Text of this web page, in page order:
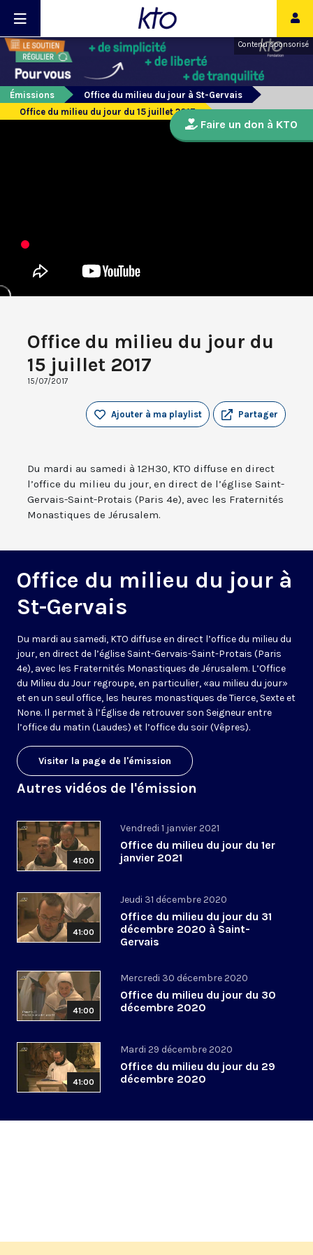
Contenu sponsorisé
Émissions
Office du milieu du jour à St-Gervais
Office du milieu du jour du 15 juillet 2017
Office du milieu du jour du
15 juillet 2017
15/07/2017
Partager
Ajouter à ma playlist
Du mardi au samedi à 12H30, KTO diffuse en direct
l’office du milieu du jour, en direct de l’église Saint-
Gervais-Saint-Protais (Paris 4e), avec les Fraternités
Monastiques de Jérusalem.
Office du milieu du jour à
St-Gervais
Du mardi au samedi, KTO diffuse en direct l’office du milieu du
jour, en direct de l’église Saint-Gervais-Saint-Protais (Paris
4e), avec les Fraternités Monastiques de Jérusalem. L’Office
du Milieu du Jour regroupe, en particulier, «au milieu du jour»
et en un seul office, les heures monastiques de Tierce, Sexte et
None. Il permet à l’Église de retrouver son Seigneur entre
l’office du matin (Laudes) et l’office du soir (Vêpres).
Visiter la page de l'émission
Autres vidéos de l'émission
41:00
Vendredi 1 janvier 2021
Office du milieu du jour du 1er
janvier 2021
41:00
Jeudi 31 décembre 2020
Office du milieu du jour du 31
décembre 2020 à Saint-
Gervais
41:00
Mercredi 30 décembre 2020
Office du milieu du jour du 30
décembre 2020
41:00
Mardi 29 décembre 2020
Office du milieu du jour du 29
décembre 2020
Faire un don à KTO